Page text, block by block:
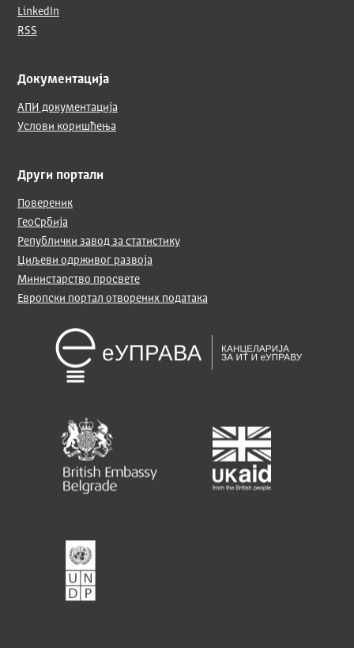
LinkedIn
RSS
Документација
АПИ документација
Услови коришћења
Други портали
Повереник
ГеоСрбија
Републички завод за статистику
Циљеви одрживог развоја
Министарство просвете
Европски портал отворених података